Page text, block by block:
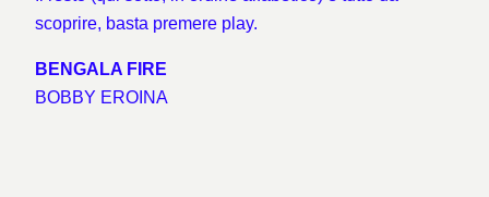
scoprire, basta premere play.
BENGALA FIRE
BOBBY EROINA